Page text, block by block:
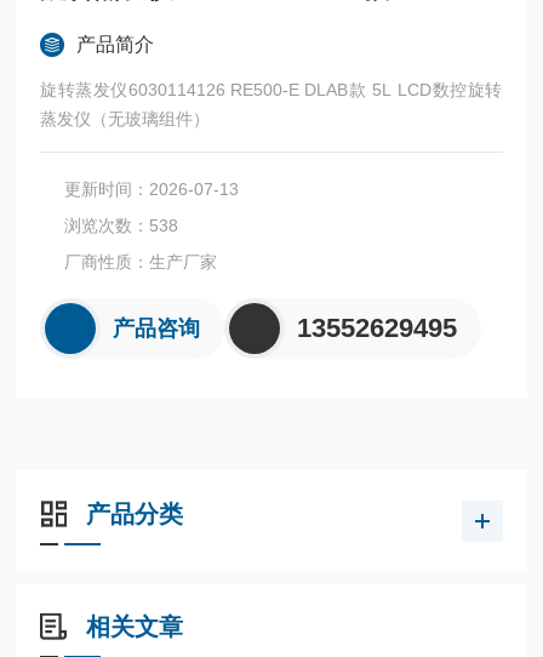
产品简介
旋转蒸发仪6030114126 RE500-E DLAB款 5L LCD数控旋转
蒸发仪（无玻璃组件）
更新时间：2026-07-13
浏览次数：538
厂商性质：生产厂家
产品咨询 13552629495
产品分类
相关文章